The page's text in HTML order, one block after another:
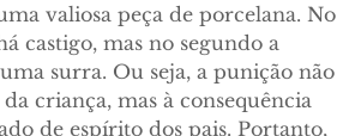
valiosa peça de porcelana. No
castigo, mas no segundo a
surra. Ou seja, a punição não
criança, mas à consequência
de espírito dos pais. Portanto,